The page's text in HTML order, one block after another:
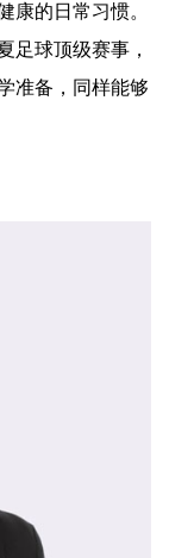
康的日常习惯。
足球顶级赛事，
准备，同样能够